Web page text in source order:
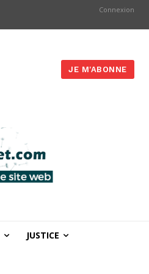
Connexion
JE M'ABONNE
JUSTICE